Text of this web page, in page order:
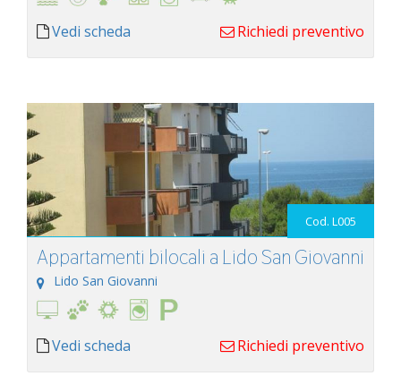
Vedi scheda Richiedi preventivo
Cod. L005
Appartamenti bilocali a Lido San Giovanni
Lido San Giovanni
Vedi scheda Richiedi preventivo